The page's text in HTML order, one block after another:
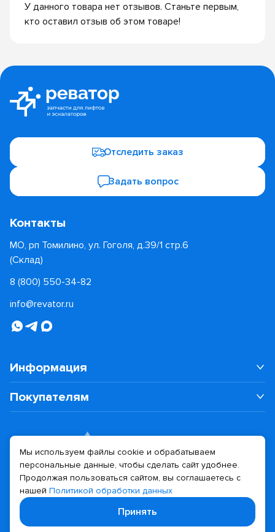
У данного товара нет отзывов. Станьте первым,
кто оставил отзыв об этом товаре!
Отследить заказ
Задать вопрос
Контакты
МО, рп Томилино, ул. Гоголя, д.39/1 стр.6
(Склад)
8 (800) 550-34-82
info@revator.ru
Информация
Покупателям
Политика конфиденциальности
Дизайн сайта Разработка сайта
Мы используем файлы cookie и обрабатываем
персональные данные, чтобы сделать сайт удобнее.
Продолжая пользоваться сайтом, вы соглашаетесь с
нашей Политикой обработки данных
Принять